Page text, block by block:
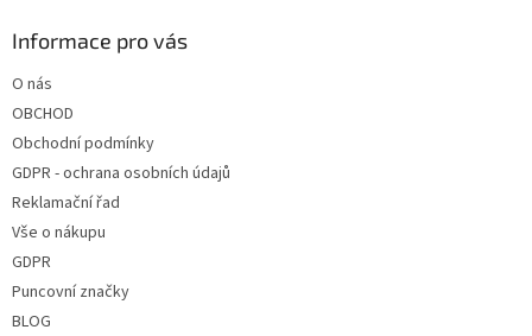
Informace pro vás
O nás
OBCHOD
Obchodní podmínky
GDPR - ochrana osobních údajů
Reklamační řad
Vše o nákupu
GDPR
Puncovní značky
BLOG